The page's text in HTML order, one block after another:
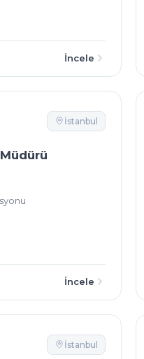
İncele
İstanbul
İncele
İstanbul